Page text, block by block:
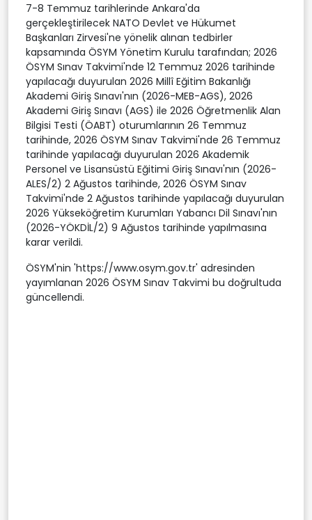
7-8 Temmuz tarihlerinde Ankara'da
gerçekleştirilecek NATO Devlet ve Hükumet
Başkanları Zirvesi'ne yönelik alınan tedbirler
kapsamında ÖSYM Yönetim Kurulu tarafından; 2026
ÖSYM Sınav Takvimi'nde 12 Temmuz 2026 tarihinde
yapılacağı duyurulan 2026 Millî Eğitim Bakanlığı
Akademi Giriş Sınavı'nın (2026-MEB-AGS), 2026
Akademi Giriş Sınavı (AGS) ile 2026 Öğretmenlik Alan
Bilgisi Testi (ÖABT) oturumlarının 26 Temmuz
tarihinde, 2026 ÖSYM Sınav Takvimi'nde 26 Temmuz
tarihinde yapılacağı duyurulan 2026 Akademik
Personel ve Lisansüstü Eğitimi Giriş Sınavı'nın (2026-
ALES/2) 2 Ağustos tarihinde, 2026 ÖSYM Sınav
Takvimi'nde 2 Ağustos tarihinde yapılacağı duyurulan
2026 Yükseköğretim Kurumları Yabancı Dil Sınavı'nın
(2026-YÖKDİL/2) 9 Ağustos tarihinde yapılmasına
karar verildi.
ÖSYM'nin 'https://www.osym.gov.tr' adresinden
yayımlanan 2026 ÖSYM Sınav Takvimi bu doğrultuda
güncellendi.